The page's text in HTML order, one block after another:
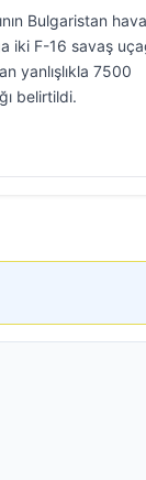
Bulgaristan hava
iki F-16 savaş
yanlışlıkla 7500
belirtildi.